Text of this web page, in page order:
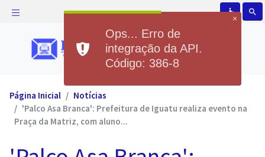
accessible search
Página Inicial
Notícias
'Palco Asa Branca': Prefeitura de Iguatu realiza evento na
Praça da Matriz, com aluno...
×
Ops... Erro de
integração da API.
Código: 386-8